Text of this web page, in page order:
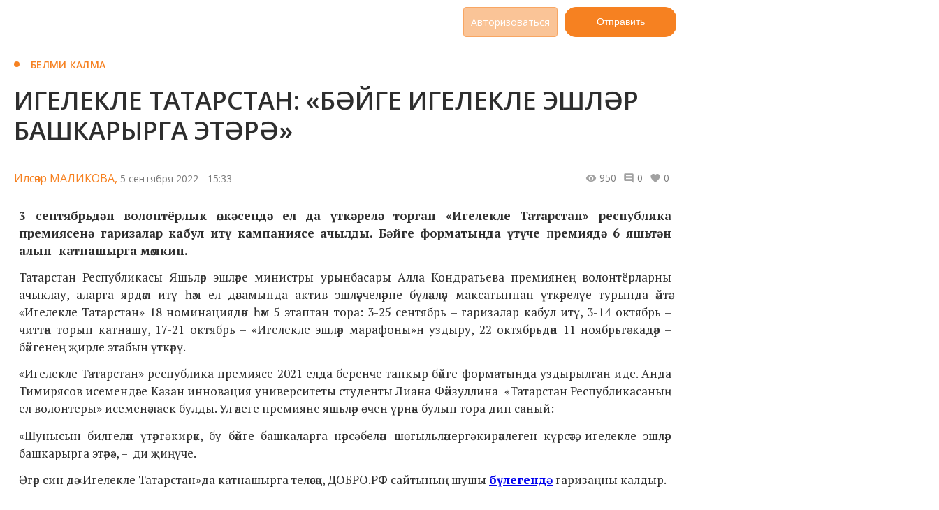
Авторизоваться Отправить
БЕЛМИ КАЛМА
ИГЕЛЕКЛЕ ТАТАРСТАН: «БӘЙГЕ ИГЕЛЕКЛЕ ЭШЛӘР
БАШКАРЫРГА ЭТӘРӘ»
Илсөяр МАЛИКОВА, 5 сентября 2022 - 15:33 950 0 0
3 сентябрьдән волонтёрлык өлкәсендә ел да үткәрелә торган
«Игелекле Татарстан» республика
премиясенә гаризалар кабул итүкампаниясе ачылды. Бәйге форматында үтүче премиядә 6 яшьтән
алып катнашырга мөмкин.
Татарстан Республикасы Яшьләр эшләре министры урынбасары Алла Кондратьева премиянең волонтёрларны
ачыклау, аларга ярдәм итү һәм ел дәвамында актив эшләүчеләрне бүләкләү максатыннан үткәрелүе турында әйтә.
«Игелекле Татарстан» 18 номинациядән һәм 5 этаптан тора: 3-25 сентябрь – гаризалар кабул итү, 3-14 октябрь –
читтән торып катнашу, 17-21 октябрь – «Игелекле эшләр марафоны»н уздыру, 22 октябрьдән 11 ноябрьгә кадәр –
бәйгенең җирле этабын үткәрү.
«Игелекле Татарстан» республика премиясе 2021 елда беренче тапкыр бәйге форматында уздырылган иде. Анда
Тимирясов исемендәге Казан инновация университеты студенты Лиана Фәйзуллина «Татарстан Республикасаның
ел волонтеры» исеменә лаек булды. Ул әлеге премияне яшьләр өчен үрнәк булып тора дип саный:
«Шунысын билгеләп үтәргә кирәк, бу бәйге башкаларга нәрсә белән шөгыльләнергә кирәклеген күрсәтә, игелекле эшләр
башкарырга этәрә», – ди җиңүче.
Әгәр син дә «Игелекле Татарстан»да катнашырга теләсәң, ДОБРО.РФ сайтының шушы бүлегендә гаризаңны калдыр.